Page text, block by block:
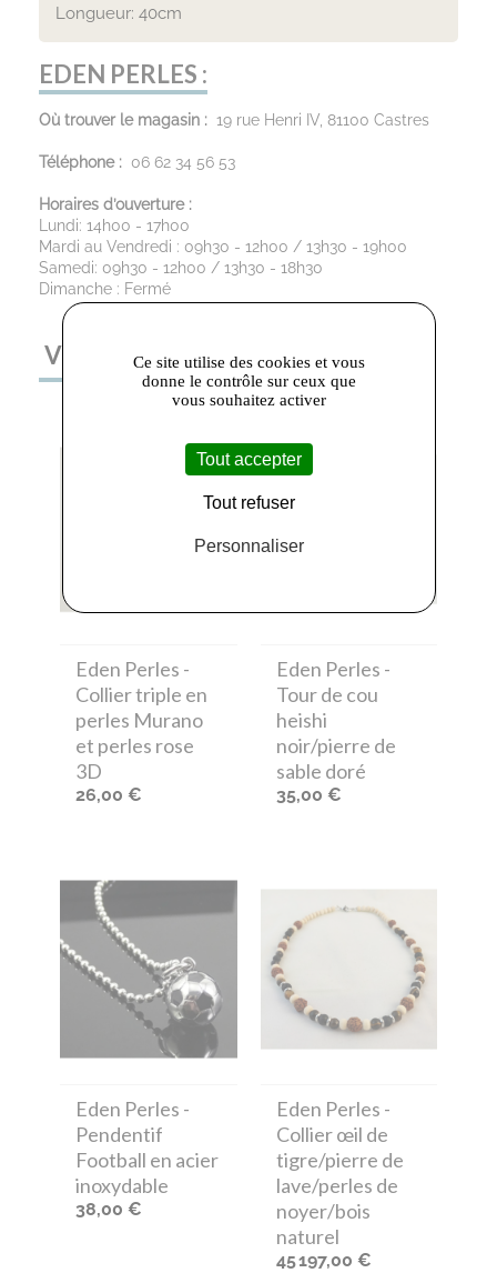
Longueur: 40cm
EDEN PERLES :
Où trouver le magasin : 19 rue Henri IV, 81100 Castres
Téléphone : 06 62 34 56 53
Horaires d’ouverture :
Lundi: 14h00 - 17h00
Mardi au Vendredi : 09h30 - 12h00 / 13h30 - 19h00
Samedi: 09h30 - 12h00 / 13h30 - 18h30
Dimanche : Fermé
VOUS AIMEREZ AUSSI
Eden Perles -
Collier triple en
perles Murano
et perles rose
3D
26,00 €
Eden Perles -
Tour de cou
heishi
noir/pierre de
sable doré
35,00 €
Eden Perles -
Pendentif
Football en acier
inoxydable
38,00 €
Eden Perles -
Collier œil de
tigre/pierre de
lave/perles de
noyer/bois
naturel
45 197,00 €
Ce site utilise des cookies et vous
donne le contrôle sur ceux que
vous souhaitez activer
Tout accepter
Tout refuser
Personnaliser